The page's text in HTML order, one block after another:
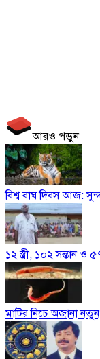
আরও পড়ুন
বিশ্ব বাঘ দিবস আজ:
১২ স্ত্রী, ১০২ সন্তান
মাটির নিচে অজানা নতুন